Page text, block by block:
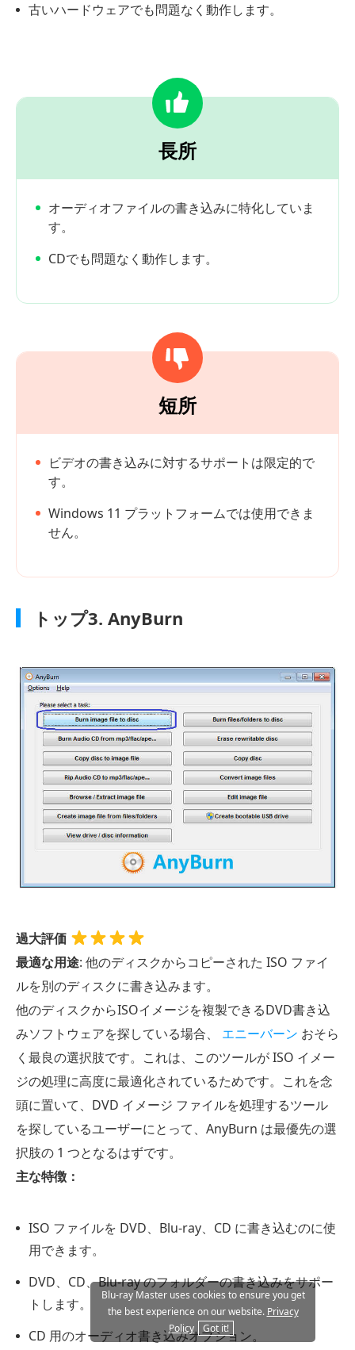
古いハードウェアでも問題なく動作します。
長所
オーディオファイルの書き込みに特化していま
す。
CDでも問題なく動作します。
短所
ビデオの書き込みに対するサポートは限定的で
す。
Windows 11 プラットフォームでは使用できま
せん。
トップ3. AnyBurn
過大評価
最適な用途: 他のディスクからコピーされた ISO ファイ
ルを別のディスクに書き込みます。
他のディスクからISOイメージを複製できるDVD書き込
みソフトウェアを探している場合、 エニーバーン おそら
く最良の選択肢です。これは、このツールが ISO イメー
ジの処理に高度に最適化されているためです。これを念
頭に置いて、DVD イメージ ファイルを処理するツール
を探しているユーザーにとって、AnyBurn は最優先の選
択肢の 1 つとなるはずです。
主な特徴：
ISO ファイルを DVD、Blu-ray、CD に書き込むのに使
用できます。
DVD、CD、Blu-ray のフォルダーの書き込みをサポー
トします。
CD 用のオーディオ書き込みオプション。
Blu-ray Master uses cookies to ensure you get
the best experience on our website. Privacy
Policy
Got it!